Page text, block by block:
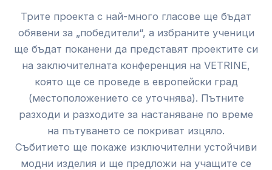
Трите проекта с най-много гласове ще бъдат
обявени за „победители“, а избраните ученици
ще бъдат поканени да представят проектите си
на заключителната конференция на VETRINE,
която ще се проведе в европейски град
(местоположението се уточнява). Пътните
разходи и разходите за настаняване по време
на пътуването се покриват изцяло.
Събитието ще покаже изключителни устойчиви
модни изделия и ще предложи на учащите се